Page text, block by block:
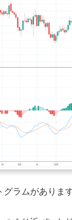
グラムがありま